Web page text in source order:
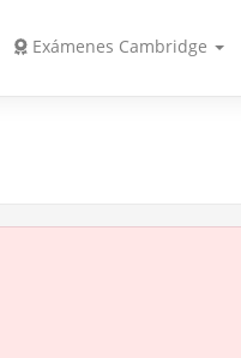
Exámenes Cambridge